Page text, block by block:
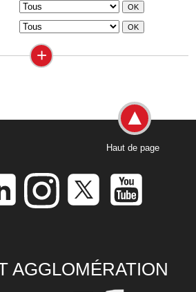
+
Haut de page
AGGLOMÉRATION